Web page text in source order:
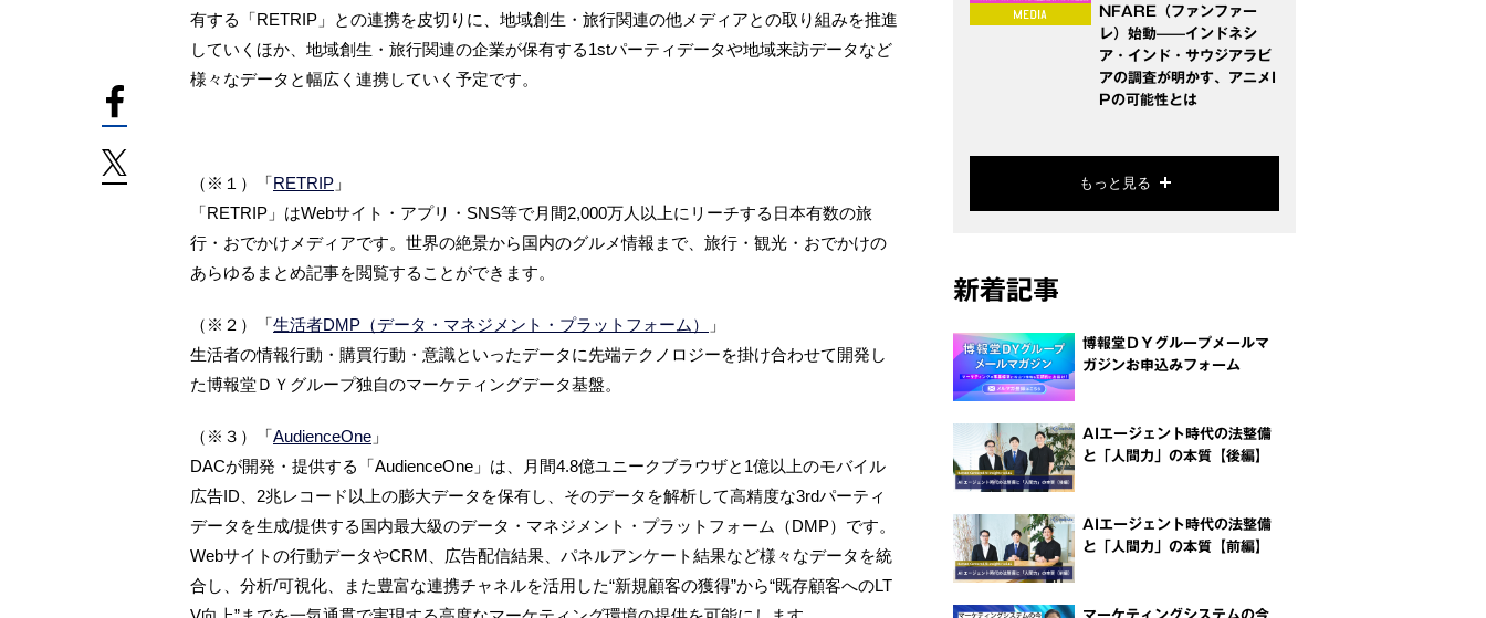
有する「RETRIP」との連携を皮切りに、地域創生・旅行関連の他メディアとの取り組みを推進
していくほか、地域創生・旅行関連の企業が保有する1stパーティデータや地域来訪データなど
様々なデータと幅広く連携していく予定です。
（※１）「RETRIP 」
「RETRIP」はWebサイト・アプリ・SNS等で月間2,000万人以上にリーチする日本有数の旅
行・おでかけメディアです。世界の絶景から国内のグルメ情報まで、旅行・観光・おでかけの
あらゆるまとめ記事を閲覧することができます。
（※２）「生活者DMP（データ・マネジメント・プラットフォーム）
」
生活者の情報行動・購買行動・意識といったデータに先端テクノロジーを掛け合わせて開発し
た博報堂ＤＹグループ独自のマーケティングデータ基盤。
（※３）「AudienceOne 」
DACが開発・提供する「AudienceOne」は、月間4.8億ユニークブラウザと1億以上のモバイル
広告ID、2兆レコード以上の膨大データを保有し、そのデータを解析して高精度な3rdパーティ
データを生成/提供する国内最大級のデータ・マネジメント・プラットフォーム（DMP）です。
Webサイトの行動データやCRM、広告配信結果、パネルアンケート結果など様々なデータを統
合し、分析/可視化、また豊富な連携チャネルを活用した“新規顧客の獲得”から“既存顧客へのLT
NFARE（ファンファー
レ）始動——インドネシ
ア・インド・サウジアラビ
アの調査が明かす、アニメI
Pの可能性とは
もっと見る
新着記事
博報堂ＤＹグループメールマ
ガジンお申込みフォーム
AIエージェント時代の法整備
と「人間力」の本質【後編】
AIエージェント時代の法整備
と「人間力」の本質【前編】